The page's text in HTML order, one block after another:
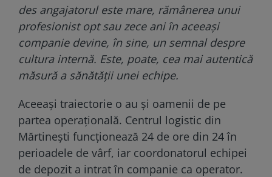
des angajatorul este mare, rămânerea unui
profesionist opt sau zece ani în aceeași
companie devine, în sine, un semnal despre
cultura internă. Este, poate, cea mai autentică
măsură a sănătății unei echipe.
Aceeași traiectorie o au și oamenii de pe
partea operațională. Centrul logistic din
Mărtinești funcționează 24 de ore din 24 în
perioadele de vârf, iar coordonatorul echipei
de depozit a intrat în companie ca operator.